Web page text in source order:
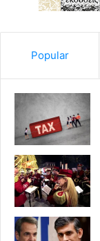
Popular